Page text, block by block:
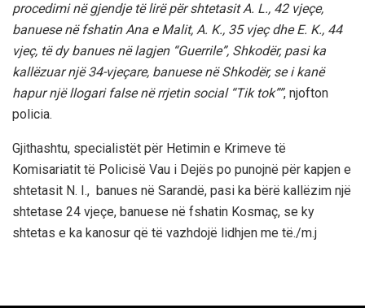
procedimi në gjendje të lirë për shtetasit A. L., 42 vjeçe,
banuese në fshatin Ana e Malit, A. K., 35 vjeç dhe E. K., 44
vjeç, të dy banues në lagjen “Guerrile”, Shkodër, pasi ka
kallëzuar një 34-vjeçare, banuese në Shkodër, se i kanë
hapur një llogari false në rrjetin social “Tik tok””, njofton
policia.
Gjithashtu, specialistët për Hetimin e Krimeve të
Komisariatit të Policisë Vau i Dejës po punojnë për kapjen e
shtetasit N. I., banues në Sarandë, pasi ka bërë kallëzim një
shtetase 24 vjeçe, banuese në fshatin Kosmaç, se ky
shtetas e ka kanosur që të vazhdojë lidhjen me të./m.j